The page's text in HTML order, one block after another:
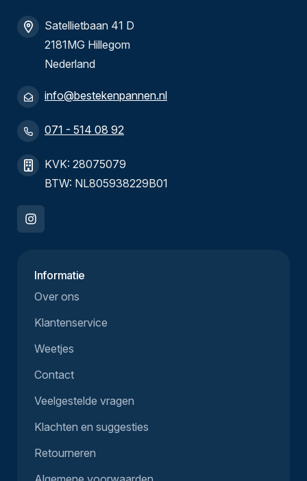
Satellietbaan 41 D
2181MG Hillegom
Nederland
info@bestekenpannen.nl
071 - 514 08 92
KVK: 28075079
BTW: NL805938229B01
Informatie
Over ons
Klantenservice
Weetjes
Contact
Veelgestelde vragen
Klachten en suggesties
Retourneren